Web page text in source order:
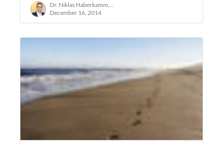
pikante E-Mails welche nicht nur die…
Dr. Niklas Haberkamm, LL.M. oec.
December 16, 2014